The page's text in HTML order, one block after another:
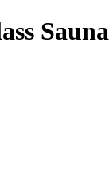
Sauna